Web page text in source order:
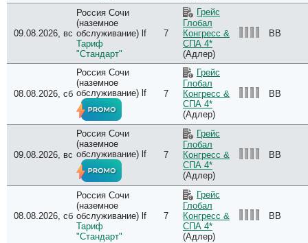
09.08.2026, вс
Россия Сочи
(наземное
обслуживание) lf
Тариф
"Стандарт"
7
Грейс
Глобал
Конгресс &
СПА 4*
(Адлер)
BB
08.08.2026, сб
Россия Сочи
(наземное
обслуживание) lf
7
Грейс
Глобал
Конгресс &
СПА 4*
(Адлер)
BB
09.08.2026, вс
Россия Сочи
(наземное
обслуживание) lf
7
Грейс
Глобал
Конгресс &
СПА 4*
(Адлер)
BB
08.08.2026, сб
Россия Сочи
(наземное
обслуживание) lf
Тариф
"Стандарт"
7
Грейс
Глобал
Конгресс &
СПА 4*
(Адлер)
BB